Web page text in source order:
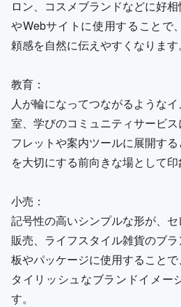
ロン、コスメブランドなどに好
やWebサイトに使用することで
頼感を自然に伝えやすくなります。
教育：
人が輪になってつながるような
室、学びのコミュニティサービ
フレットや案内ツールに展開する
を大切にする前向きな場として印
小売：
記号性の高いシンプルな形が、
販売、ライフスタイル雑貨のブ
板やパッケージに使用すること
タイリッシュなブランドイメー
す。